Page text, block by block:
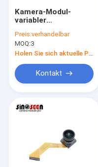
Kamera-Modul-
variabler
Fensterladen IMX323
2MP CMOS Vertrags-
MIPI
Preis:verhandelbar
MOQ:3
Kontakt